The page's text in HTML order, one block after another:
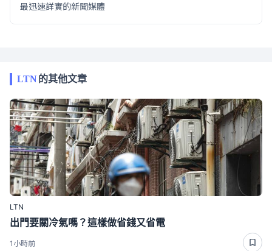
最迅速詳實的新聞媒體
LTN的其他文章
LTN
出門要關冷氣嗎？這樣做省錢又省電
1小時前